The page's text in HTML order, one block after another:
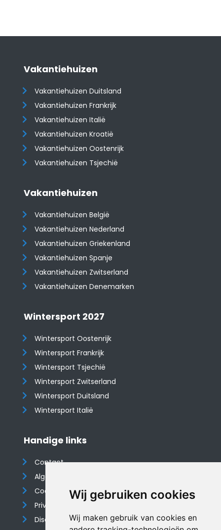
Wij gebruiken cookies
Wij maken gebruik van cookies en
Vakantiehuizen
Vakantiehuizen Duitsland
Vakantiehuizen Frankrijk
Vakantiehuizen Italië
Vakantiehuizen Kroatië
​​​​​​​Vakantiehuizen Oostenrijk
Vakantiehuizen Tsjechië
Vakantiehuizen
Vakantiehuizen België
Vakantiehuizen Nederland
Vakantiehuizen Griekenland
Vakantiehuizen Spanje
​​​​​​​Vakantiehuizen Zwitserland
Vakantiehuizen Denemarken
Wintersport 2027
Wintersport Oostenrijk
Wintersport Frankrijk
Wintersport Tsjechië
Wintersport Zwitserland
Wintersport Duitsland
Wintersport Italië
Handige links
Contact
Algemene voorwaarden
Cookieverklaring
Privacyverklaring
Disclaimer